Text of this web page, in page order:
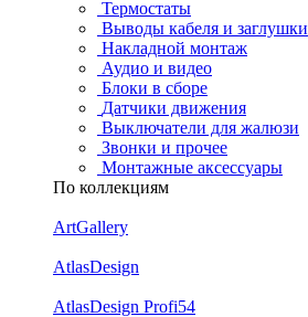
Термостаты
Выводы кабеля и заглушки
Накладной монтаж
Аудио и видео
Блоки в сборе
Датчики движения
Выключатели для жалюзи
Звонки и прочее
Монтажные аксессуары
По коллекциям
ArtGallery
AtlasDesign
AtlasDesign Profi54